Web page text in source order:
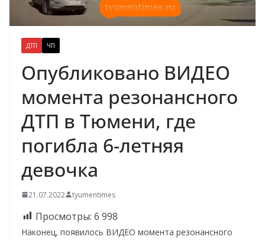
ДТП ЧП
Опубликовано ВИДЕО
момента резонансного
ДТП в Тюмени, где
погибла 6-летняя
девочка
21.07.2022 tyumentimes
Просмотры: 6 998
Наконец, появилось ВИДЕО момента резонансного